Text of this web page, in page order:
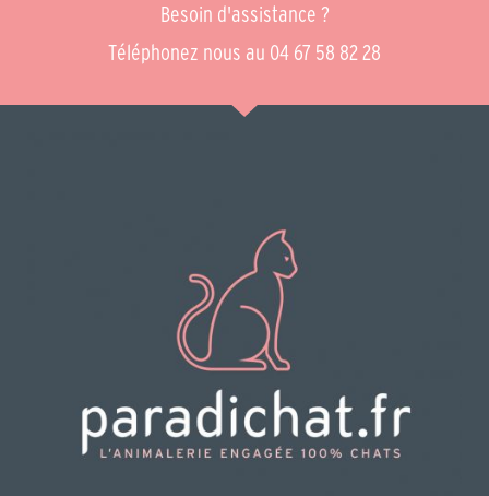
Besoin d'assistance ?
Téléphonez nous au 04 67 58 82 28